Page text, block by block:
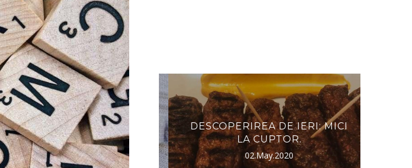
UNDE LUĂM HAINE
PENTRU GRAVIDE?
26.Sep.2018
DESCOPERIREA DE IERI: MICI
LA CUPTOR.
02.May.2020